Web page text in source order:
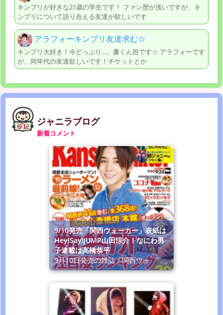
キンプリが好きな21歳の学生です！ ファン歴が浅いですが、キ
ンプリについて語り合える友達が欲しいです
アラフォーキンプリ友達求む☆
キンプリ大好き！今どっぷり…。廉くん担です☆ アラフォーです
が、同年代の友達欲しいです！チケットとか
ジャニラブログ
新着コメント
9/10発売「関西ウォーカー」表紙は
Hey!Say!JUMP山田涼介！なにわ男
子連載は高橋恭平
9月10日発売の雑誌「関西ウォ